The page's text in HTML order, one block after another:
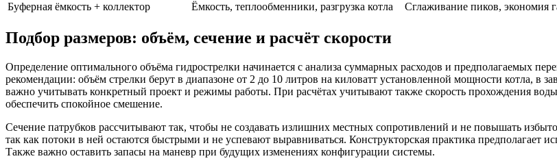
Буферная ёмкость + коллектор
Ёмкость, теплообменники, разгрузка котла Сглаживание пиков, экономия
Подбор размеров: объём, сечение и расчёт скорости
Определение оптимального объёма гидрострелки начинается с анализа суммарных расходов и предполагаемых
рекомендации: объём стрелки берут в диапазоне от 2 до 10 литров на киловатт установленной мощности котла,
важно учитывать конкретный проект и режимы работы. При расчётах учитывают также скорость прохождения
обеспечить спокойное смешение.
Сечение патрубков рассчитывают так, чтобы не создавать излишних местных сопротивлений и не повышать
так как потоки в ней остаются быстрыми и не успевают выравниваться. Конструкторская практика предполагает
Также важно оставить запасы на маневр при будущих изменениях конфигурации системы.